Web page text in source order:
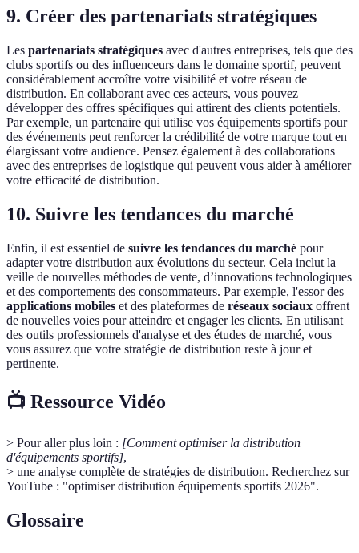
9. Créer des partenariats stratégiques
Les partenariats stratégiques avec d'autres entreprises, tels que des
clubs sportifs ou des influenceurs dans le domaine sportif, peuvent
considérablement accroître votre visibilité et votre réseau de
distribution. En collaborant avec ces acteurs, vous pouvez
développer des offres spécifiques qui attirent des clients potentiels.
Par exemple, un partenaire qui utilise vos équipements sportifs pour
des événements peut renforcer la crédibilité de votre marque tout en
élargissant votre audience. Pensez également à des collaborations
avec des entreprises de logistique qui peuvent vous aider à améliorer
votre efficacité de distribution.
10. Suivre les tendances du marché
Enfin, il est essentiel de suivre les tendances du marché pour
adapter votre distribution aux évolutions du secteur. Cela inclut la
veille de nouvelles méthodes de vente, d’innovations technologiques
et des comportements des consommateurs. Par exemple, l'essor des
applications mobiles et des plateformes de réseaux sociaux offrent
de nouvelles voies pour atteindre et engager les clients. En utilisant
des outils professionnels d'analyse et des études de marché, vous
vous assurez que votre stratégie de distribution reste à jour et
pertinente.
📺 Ressource Vidéo
> Pour aller plus loin : [Comment optimiser la distribution
d'équipements sportifs],
> une analyse complète de stratégies de distribution. Recherchez sur
YouTube : "optimiser distribution équipements sportifs 2026".
Glossaire